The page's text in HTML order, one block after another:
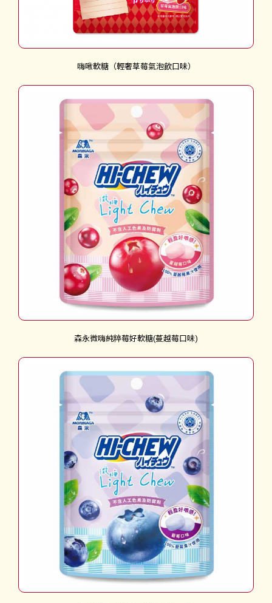
嗨啾軟糖（輕奢草莓氣泡飲口味）
森永微嗨純粹莓好軟糖(蔓越莓口味)